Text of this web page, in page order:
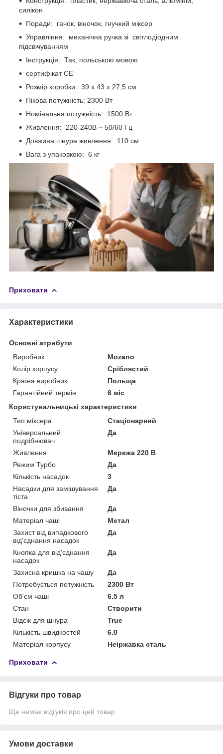
силікон
Поради: гачок, віночок, гнучкий міксер
Управління: механічна ручка зі світлодіодним
підсвічуванням
Інструкція: Так, польською мовою
сертифікат CE
Розмір коробки: 39 х 43 х 27,5 см
Пікова потужність: 2300 Вт
Номінальна потужність: 1500 Вт
Живлення: 220-240В ~ 50/60 Гц
Довжина шнура живлення: 110 см
Вага з упаковкою: 6 кг
Приховати
Характеристики
Основні атрибути
Виробник
Mozano
Колір корпусу
Сріблястий
Країна виробник
Польща
Гарантійний термін
6 міс
Користувальницькі характеристики
Тип міксера
Стаціонарний
Універсальний
подрібнювач
Да
Живлення
Мережа 220 В
Режим Турбо
Да
Кількість насадок
3
Насадки для замішування
тіста
Да
Віночки для збивання
Да
Матеріал чаші
Метал
Захист від випадкового
від'єднання насадок
Да
Кнопка для від'єднання
насадок
Да
Захисна кришка на чашу
Да
Потребується потужність
2300 Вт
Об'єм чаші
6.5 л
Стан
Створити
Відсік для шнура
True
Кількість швидкостей
6.0
Матеріал корпусу
Неіржавка сталь
Приховати
Відгуки про товар
Ще немає відгуків про цей товар
Умови доставки